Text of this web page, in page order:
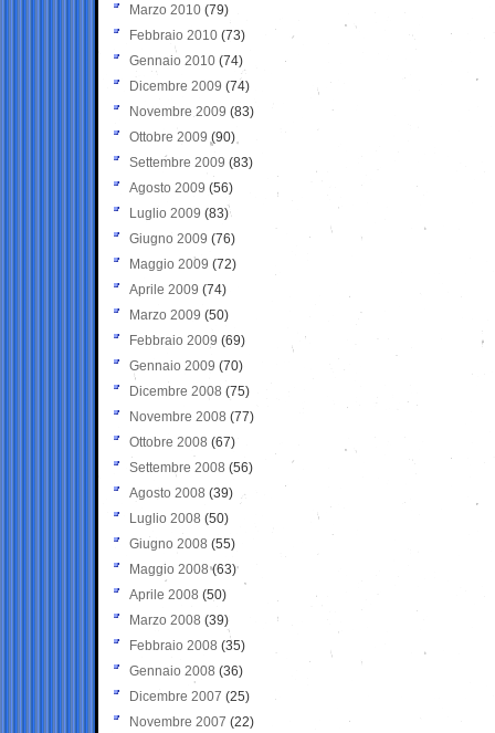
Marzo 2010 (79)
Febbraio 2010 (73)
Gennaio 2010 (74)
Dicembre 2009 (74)
Novembre 2009 (83)
Ottobre 2009 (90)
Settembre 2009 (83)
Agosto 2009 (56)
Luglio 2009 (83)
Giugno 2009 (76)
Maggio 2009 (72)
Aprile 2009 (74)
Marzo 2009 (50)
Febbraio 2009 (69)
Gennaio 2009 (70)
Dicembre 2008 (75)
Novembre 2008 (77)
Ottobre 2008 (67)
Settembre 2008 (56)
Agosto 2008 (39)
Luglio 2008 (50)
Giugno 2008 (55)
Maggio 2008(63)
Aprile 2008 (50)
Marzo 2008 (39)
Febbraio 2008 (35)
Gennaio 2008 (36)
Dicembre 2007 (25)
Novembre 2007 (22)